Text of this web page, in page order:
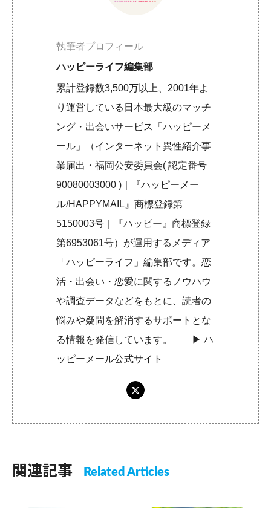
執筆者プロフィール
ハッピーライフ編集部
累計登録数3,500万以上、2001年よ
り運営している日本最大級のマッチ
ング・出会いサービス「ハッピーメ
ール」（インターネット異性紹介事
業届出・福岡公安委員会( 認定番号
90080003000 )｜『ハッピーメー
ル/HAPPYMAIL』商標登録第
5150003号｜『ハッピー』商標登録
第6953061号）が運用するメディア
「ハッピーライフ」編集部です。恋
活・出会い・恋愛に関するノウハウ
や調査データなどをもとに、読者の
悩みや疑問を解消するサポートとな
る情報を発信しています。 ▶︎ハ
ッピーメール公式サイト
関連記事 Related Articles